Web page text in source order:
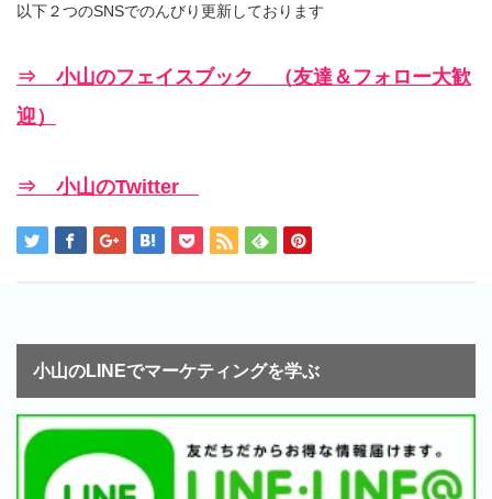
以下２つのSNSでのんびり更新しております
⇒ 小山のフェイスブック （友達＆フォロー大歓
迎）
⇒ 小山のTwitter
小山のLINEでマーケティングを学ぶ